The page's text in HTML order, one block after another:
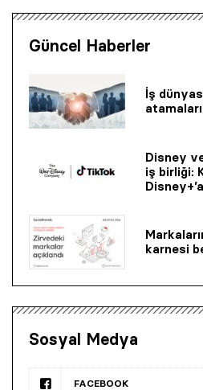
Güncel Haberler
İş
Disney
iş birliği:
karnesi
Sosyal Medya
FACEBOOK